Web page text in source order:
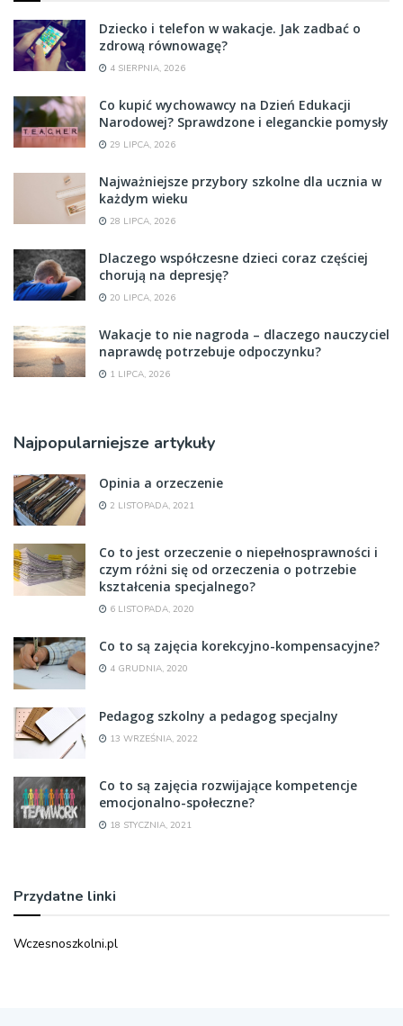
Dziecko i telefon w wakacje. Jak zadbać o
zdrową równowagę?
4 SIERPNIA, 2026
Co kupić wychowawcy na Dzień Edukacji
Narodowej? Sprawdzone i eleganckie pomysły
29 LIPCA, 2026
Najważniejsze przybory szkolne dla ucznia w
każdym wieku
28 LIPCA, 2026
Dlaczego współczesne dzieci coraz częściej
chorują na depresję?
20 LIPCA, 2026
Wakacje to nie nagroda – dlaczego nauczyciel
naprawdę potrzebuje odpoczynku?
1 LIPCA, 2026
Najpopularniejsze artykuły
Opinia a orzeczenie
2 LISTOPADA, 2021
Co to jest orzeczenie o niepełnosprawności i
czym różni się od orzeczenia o potrzebie
kształcenia specjalnego?
6 LISTOPADA, 2020
Co to są zajęcia korekcyjno-kompensacyjne?
4 GRUDNIA, 2020
Pedagog szkolny a pedagog specjalny
13 WRZEŚNIA, 2022
Co to są zajęcia rozwijające kompetencje
emocjonalno-społeczne?
18 STYCZNIA, 2021
Przydatne linki
Wczesnoszkolni.pl